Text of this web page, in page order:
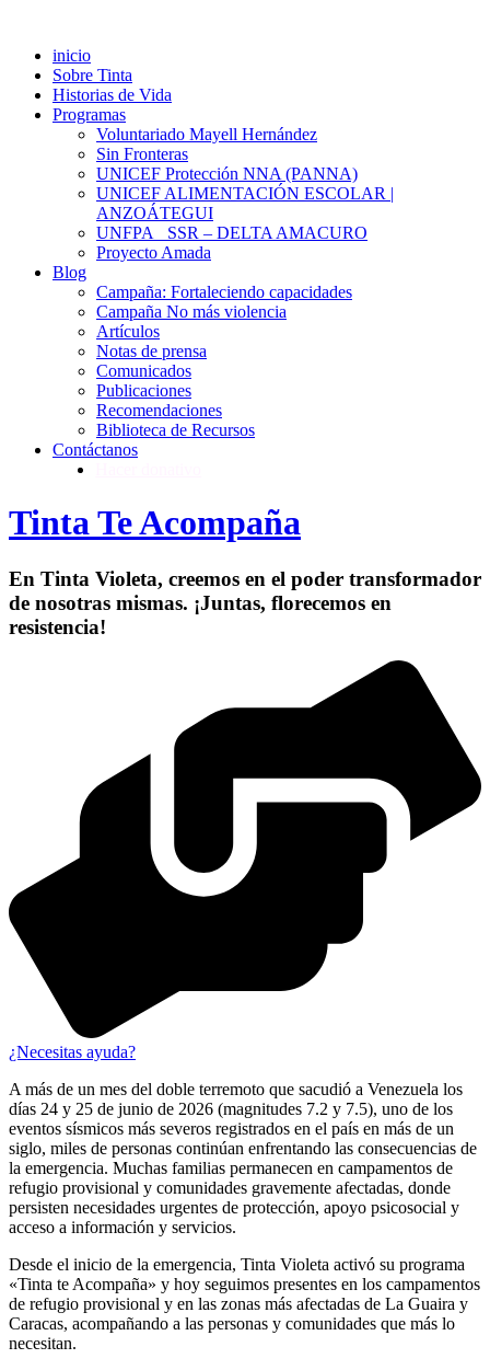
inicio
Sobre Tinta
Historias de Vida
Programas
Voluntariado Mayell Hernández
Sin Fronteras
UNICEF Protección NNA (PANNA)
UNICEF ALIMENTACIÓN ESCOLAR |
ANZOÁTEGUI
UNFPA_ SSR – DELTA AMACURO
Proyecto Amada
Blog
Campaña: Fortaleciendo capacidades
Campaña No más violencia
Artículos
Notas de prensa
Comunicados
Publicaciones
Recomendaciones
Biblioteca de Recursos
Contáctanos
Tinta Te Acompaña
En Tinta Violeta, creemos en el poder transformador
de nosotras mismas. ¡Juntas, florecemos en
resistencia!
¿Necesitas ayuda?
A más de un mes del doble terremoto que sacudió a Venezuela los
días 24 y 25 de junio de 2026 (magnitudes 7.2 y 7.5), uno de los
eventos sísmicos más severos registrados en el país en más de un
siglo, miles de personas continúan enfrentando las consecuencias de
la emergencia. Muchas familias permanecen en campamentos de
refugio provisional y comunidades gravemente afectadas, donde
persisten necesidades urgentes de protección, apoyo psicosocial y
acceso a información y servicios.
Desde el inicio de la emergencia, Tinta Violeta activó su programa
«Tinta te Acompaña» y hoy seguimos presentes en los campamentos
de refugio provisional y en las zonas más afectadas de La Guaira y
Caracas, acompañando a las personas y comunidades que más lo
necesitan.